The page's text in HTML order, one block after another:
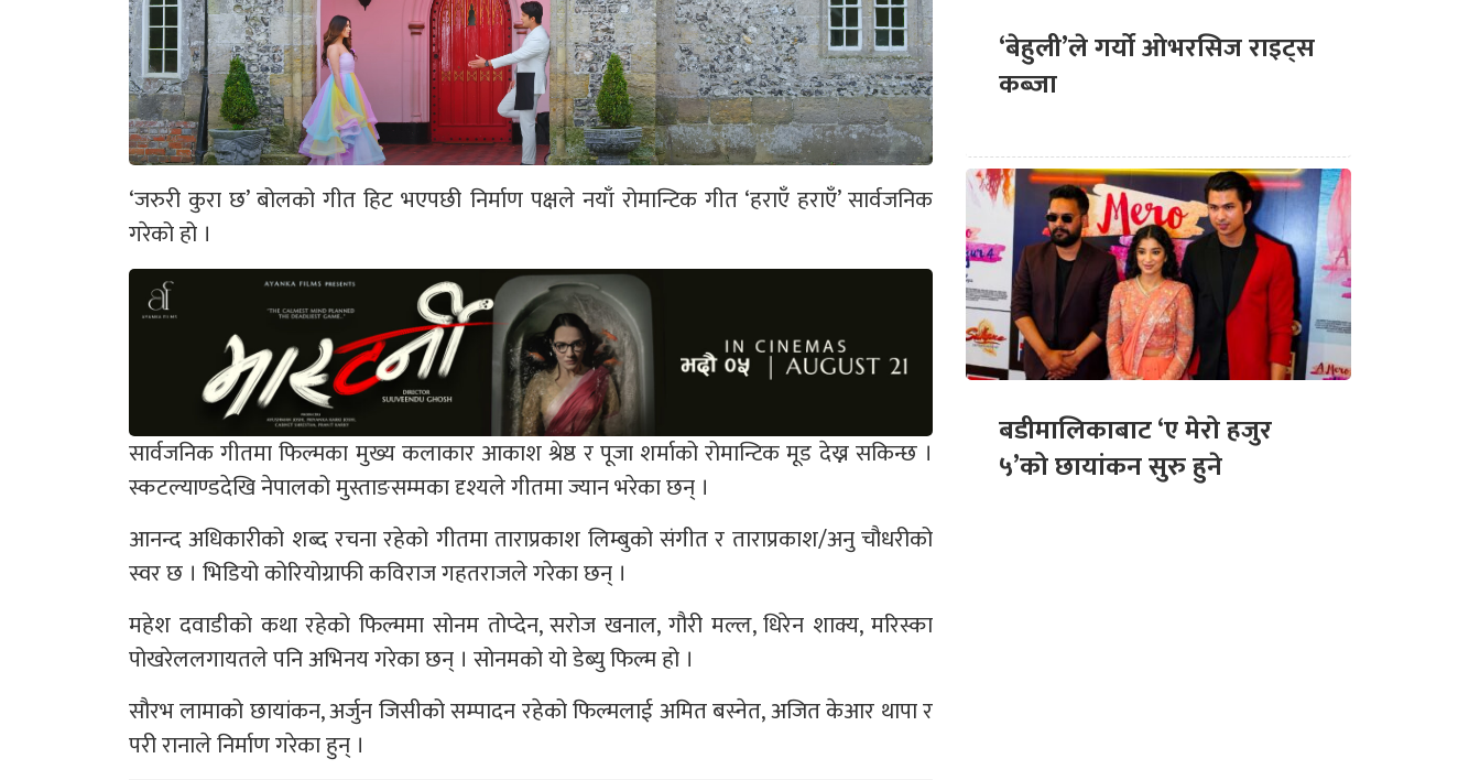
‘जरुरी कुरा छ’ बोलको गीत हिट भएपछी निर्माण पक्षले नयाँ रोमान्टिक गीत ‘हराएँ हराएँ’ सार्वजनिक
गरेको हो ।
सार्वजनिक गीतमा फिल्मका मुख्य कलाकार आकाश श्रेष्ठ र पूजा शर्माको रोमान्टिक मूड देख्न सकिन्छ ।
स्कटल्याण्डदेखि नेपालको मुस्ताङसम्मका दृश्यले गीतमा ज्यान भरेका छन् ।
आनन्द अधिकारीको शब्द रचना रहेको गीतमा ताराप्रकाश लिम्बुको संगीत र ताराप्रकाश/अनु चौधरीको
स्वर छ । भिडियो कोरियोग्राफी कविराज गहतराजले गरेका छन् ।
महेश दवाडीको कथा रहेको फिल्ममा सोनम तोप्देन, सरोज खनाल, गौरी मल्ल, धिरेन शाक्य, मरिस्का
पोखरेललगायतले पनि अभिनय गरेका छन् । सोनमको यो डेब्यु फिल्म हो ।
सौरभ लामाको छायांकन, अर्जुन जिसीको सम्पादन रहेको फिल्मलाई अमित बस्नेत, अजित केआर थापा र
परी रानाले निर्माण गरेका हुन् ।
‘बेहुली’ले गर्यो ओभरसिज राइट्स
कब्जा
बडीमालिकाबाट ‘ए मेरो हजुर
५’को छायांकन सुरु हुने